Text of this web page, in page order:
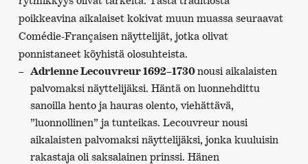
poikkeavina aikalaiset kokivat muun muassa seuraavat
Comédie-Françaisen näyttelijät, jotka olivat
ponnistaneet köyhistä olosuhteista.
Adrienne Lecouvreur 1692–1730nousi aikalaisten
palvomaksi näyttelijäksi. Häntä on luonnehdittu
sanoilla hento ja hauras olento, viehättävä,
”luonnollinen” ja tunteikas. Lecouvreur nousi
aikalaisten palvomaksi näyttelijäksi, jonka kuuluisin
rakastaja oli saksalainen prinssi. Hänen